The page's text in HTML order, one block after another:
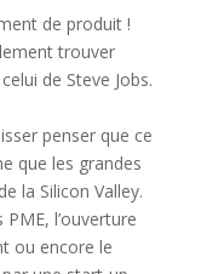
de produit !
trouver
de Steve Jobs.
penser que ce
que les grandes
la Silicon Valley.
l’ouverture
ou encore le